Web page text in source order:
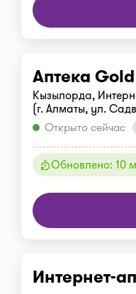
Аптека
Кызылорда,
(г. Алматы, ул.
Открыто сейчас
Обновлено: 10
Интернет-